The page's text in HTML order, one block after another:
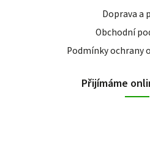
Doprava a
Obchodní
Podmínky ochrany
Přijímáme